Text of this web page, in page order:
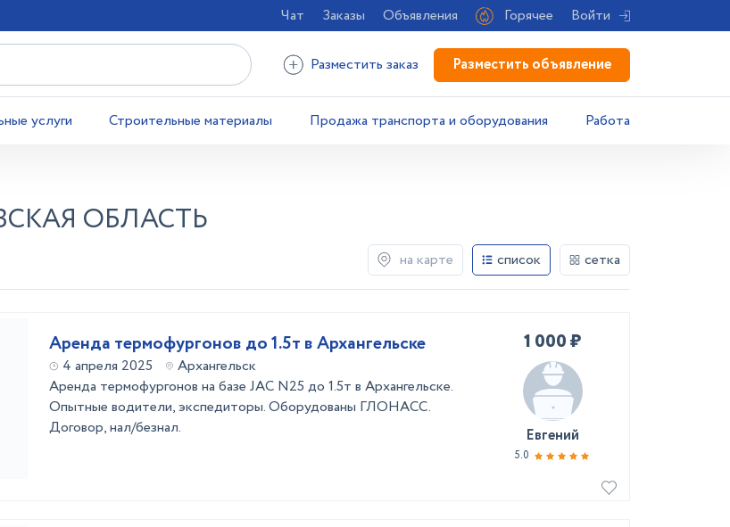
Чат Заказы Объявления Горячее Войти
Разместить заказ Разместить объявление
услуги Строительные материалы Продажа транспорта и оборудования Работа
ОБЛАСТЬ
на карте список сетка
Аренда термофургонов до 1.5т в Архангельске
4 апреля 2025
Архангельск
Аренда термофургонов на базе JAC N25 до 1.5т в Архангельске.
Опытные водители, экспедиторы. Оборудованы ГЛОНАСС.
Договор, нал/безнал.
1 000 ₽
Евгений
5.0